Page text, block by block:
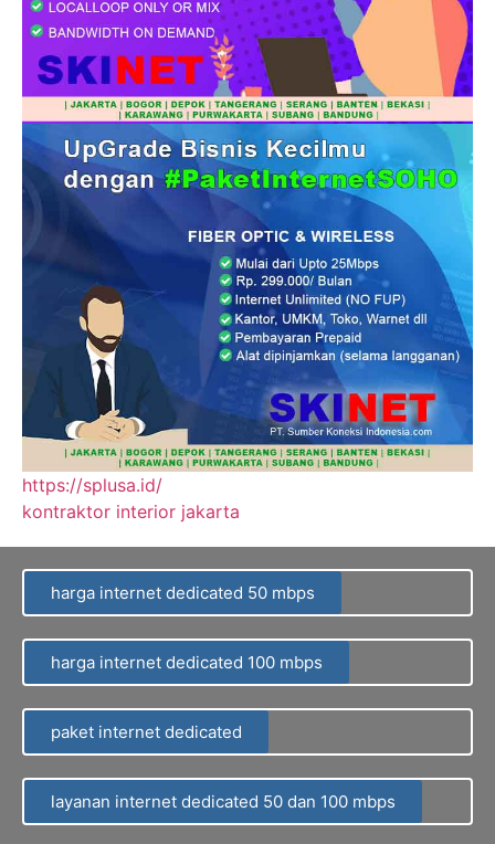
https://splusa.id/
kontraktor interior jakarta
harga internet dedicated 50 mbps
harga internet dedicated 100 mbps
paket internet dedicated
layanan internet dedicated 50 dan 100 mbps